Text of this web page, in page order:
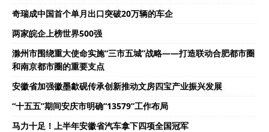
奇瑞成中国首个单月出口突破20万辆的车企
两家皖企上榜世界500强
滁州市围绕重大使命实施“三市五城”战略——打造联动合肥都市圈
和南京都市圈的重要支点
安徽省加强徽墨歙砚传承创新推动文房四宝产业振兴发展
“十五五”期间安庆市明确“13579”工作布局
马力十足！上半年安徽省汽车拿下四项全国冠军